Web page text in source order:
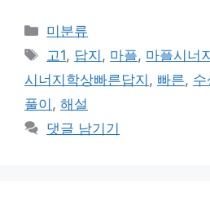
카
테
리
미분류
태
그
고1, 답지 , 마플, 마플시너
시너지학상빠른답지 , 빠른, 수
풀이 , 해설
댓글 남기기